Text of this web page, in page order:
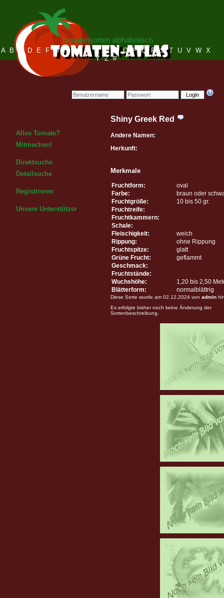
Login
Tomatensorten alphabetisch
A B C D E F G H I J K L M N O P Q R S T U V W X
Y Z #
Alles Tomate?
Mitmachen!
Direktsuche
Detailsuche
Registrieren
Unsere Unterstützer
Shiny Greek Red
Andere Namen:
Herkunft:
Merkmale
Fruchtform:
oval
Farbe:
braun oder
Fruchtgröße:
10 bis 50 gr.
Fruchtreife:
Fruchtkammern:
Schale:
Fleischigkeit:
weich
Rippung:
ohne Rippung
Fruchtspitze:
glatt
Grüne Frucht:
geflammt
Geschmack:
Fruchtstände:
Wuchshöhe:
1,20 bis 2,50
Blätterform:
normalblättrig
Diese Sorte wurde am 02.12.2024 von admin
Es erfolgte bisher noch keine Änderung der
Sortenbeschreibung.